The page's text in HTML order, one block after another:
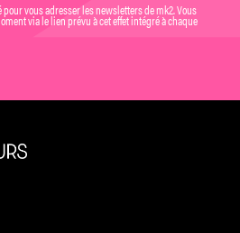
vous adresser les newsletters de mk2. Vous
via le lien prévu à cet effet intégré à chaque